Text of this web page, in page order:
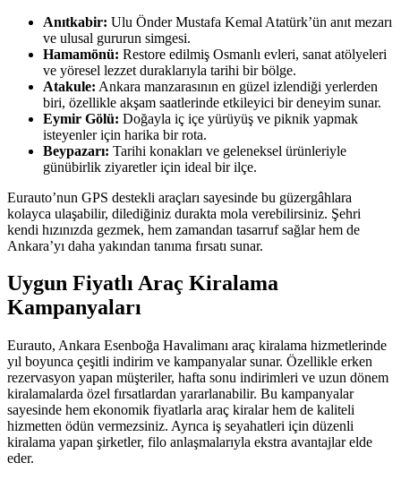
Anıtkabir: Ulu Önder Mustafa Kemal Atatürk’ün anıt mezarı
ve ulusal gururun simgesi.
Hamamönü: Restore edilmiş Osmanlı evleri, sanat atölyeleri
ve yöresel lezzet duraklarıyla tarihi bir bölge.
Atakule: Ankara manzarasının en güzel izlendiği yerlerden
biri, özellikle akşam saatlerinde etkileyici bir deneyim sunar.
Eymir Gölü: Doğayla iç içe yürüyüş ve piknik yapmak
isteyenler için harika bir rota.
Beypazarı: Tarihi konakları ve geleneksel ürünleriyle
günübirlik ziyaretler için ideal bir ilçe.
Eurauto’nun GPS destekli araçları sayesinde bu güzergâhlara
kolayca ulaşabilir, dilediğiniz durakta mola verebilirsiniz. Şehri
kendi hızınızda gezmek, hem zamandan tasarruf sağlar hem de
Ankara’yı daha yakından tanıma fırsatı sunar.
Uygun Fiyatlı Araç Kiralama
Kampanyaları
Eurauto, Ankara Esenboğa Havalimanı araç kiralama hizmetlerinde
yıl boyunca çeşitli indirim ve kampanyalar sunar. Özellikle erken
rezervasyon yapan müşteriler, hafta sonu indirimleri ve uzun dönem
kiralamalarda özel fırsatlardan yararlanabilir. Bu kampanyalar
sayesinde hem ekonomik fiyatlarla araç kiralar hem de kaliteli
hizmetten ödün vermezsiniz. Ayrıca iş seyahatleri için düzenli
kiralama yapan şirketler, filo anlaşmalarıyla ekstra avantajlar elde
eder.